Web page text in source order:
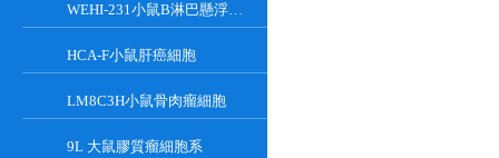
WEHI-231小鼠B淋巴懸浮細胞系
HCA-F小鼠肝癌細胞
LM8C3H小鼠骨肉瘤細胞
9L 大鼠膠質瘤細胞系